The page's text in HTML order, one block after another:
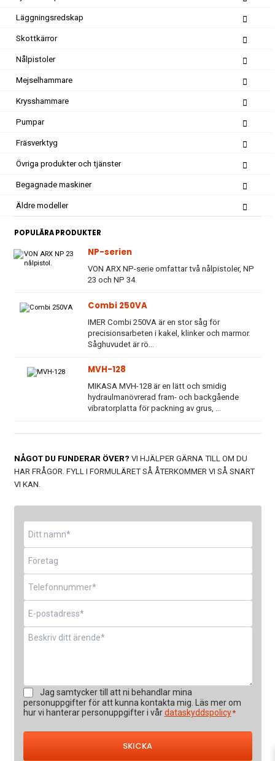
Läggningsredskap
Skottkärror
Nålpistoler
Mejselhammare
Krysshammare
Pumpar
Fräsverktyg
Övriga produkter och tjänster
Begagnade maskiner
Äldre modeller
POPULÄRA PRODUKTER
NP-serien
VON ARX NP-serie omfattar två nålpistoler, NP
23 och NP 34.
Combi 250VA
IMER Combi 250VA är en stor såg för
precisionsarbeten i kakel, klinker och marmor.
Såghuvudet är rö...
MVH-128
MIKASA MVH-128 är en lätt och smidig
hydraulmanövrerad fram- och backgående
vibratorplatta för packning av grus, ...
NÅGOT DU FUNDERAR ÖVER? VI HJÄLPER GÄRNA TILL OM DU
HAR FRÅGOR. FYLL I FORMULÄRET SÅ ÅTERKOMMER VI SÅ SNART
VI KAN.
Namn
Företag
Telefon
E-
post
*
Meddelande
Samtycke
*
Jag samtycker till att ni behandlar mina
personuppgifter för att kunna kontakta mig. Läs mer om
hur vi hanterar personuppgifter i vårdataskyddspolicy*